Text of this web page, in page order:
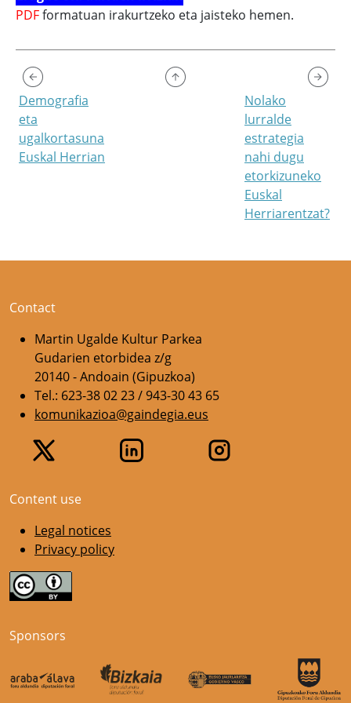
PDFformatuan irakurtzeko eta jaisteko hemen.
Demografia
eta
ugalkortasuna
Euskal Herrian
Nolako
lurralde
estrategia
nahi dugu
etorkizuneko
Euskal
Herriarentzat?
Contact
Martin Ugalde Kultur Parkea
Gudarien etorbidea z/g
20140 - Andoain (Gipuzkoa)
Tel.: 623-38 02 23 / 943-30 43 65
komunikazioa@gaindegia.eus
Content use
Legal notices
Privacy policy
Sponsors